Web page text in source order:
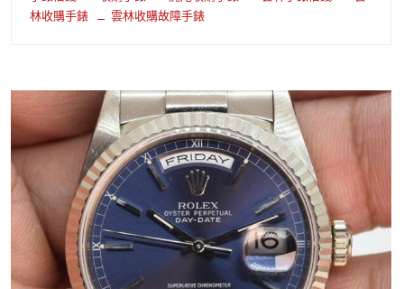
林收購手錶
雲林收購故障手錶